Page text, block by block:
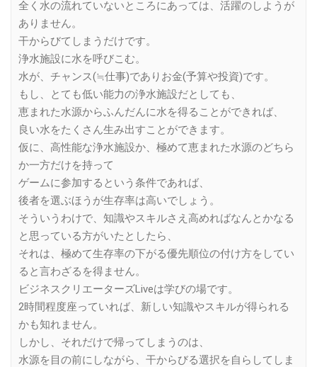
全く水の流れていないところにあっては、活躍のしようが
ありません。
干からびてしまうだけです。
浄水施設に水を呼びこむ。
水が、チャンス(≒仕事)でありお金(予算や投資)です。
もし、とても低い能力の浄水施設だとしても、
恵まれた水源からふんだんに水を得ることができれば、
良い水をたくさん生み出すことができます。
仮に、高性能な浄水施設か、極めて恵まれた水源のどちら
か一方だけを持って
ゲームに参加するという条件であれば、
後者を選ぶほうが生存率は高いでしょう。
そういうわけで、知識やスキルさえ高めればなんとかなる
と思っている方がいたとしたら、
それは、極めて生存率の下がる優先順位の付け方をしてい
ると言わざるを得ません。
ビジネスクリエーターズLiveは学びの場です。
2時間程度座っていれば、新しい知識やスキルが得られる
かも知れません。
しかし、それだけで帰ってしまうのは、
水源を目の前にしながら、干からびる選択を自らしてしま